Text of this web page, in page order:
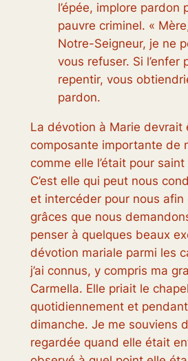
l’épée, implore pardon
pauvre criminel. «
Notre-Seigneur, je ne
vous refuser. Si l’enfer
repentir, vous
pardon.
La dévotion à Marie devrait
composante importante de
comme elle l’était pour
C’est elle qui peut nous
et intercéder pour nous afin
grâces que nous
penser à quelques beaux
dévotion mariale parmi les
j’ai connus, y compris ma
Carmella. Elle priait le
quotidiennement et
dimanche. Je me souviens
regardée quand elle était